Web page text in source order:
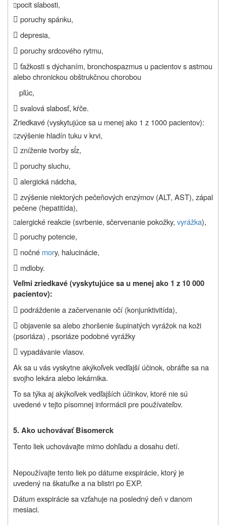
pocit slabosti,
 poruchy spánku,
 depresia,
 poruchy srdcového rytmu,
 ťažkosti s dýchaním, bronchospazmus u pacientov s astmou
alebo chronickou obštrukčnou chorobou
pľúc,
 svalová slabosť, kŕče.
Zriedkavé (vyskytujúce sa u menej ako 1 z 1000 pacientov):
zvýšenie hladín tuku v krvi,
 zníženie tvorby sĺz,
 poruchy sluchu,
 alergická nádcha,
 zvýšenie niektorých pečeňových enzýmov (ALT, AST), zápal
pečene (hepatitída),
alergické reakcie (svrbenie, sčervenanie pokožky, vyrážka),
 poruchy potencie,
 nočné mory, halucinácie,
 mdloby.
Veľmi zriedkavé (vyskytujúce sa u menej ako 1 z 10 000
pacientov):
 podráždenie a začervenanie očí (konjunktivitída),
 objavenie sa alebo zhoršenie šupinatých vyrážok na koži
(psoriáza) , psoriáze podobné vyrážky
 vypadávanie vlasov.
Ak sa u vás vyskytne akýkoľvek vedľajší účinok, obráťte sa na
svojho lekára alebo lekárnika.
To sa týka aj akýkoľvek vedľajších účinkov, ktoré nie sú
uvedené v tejto písomnej informácii pre používateľov.
5. Ako uchovávať Bisomerck
Tento liek uchovávajte mimo dohľadu a dosahu detí.
Nepoužívajte tento liek po dátume exspirácie, ktorý je
uvedený na škatuľke a na blistri po EXP.
Dátum exspirácie sa vzťahuje na posledný deň v danom
mesiaci.